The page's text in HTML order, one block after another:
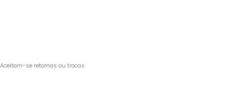
Aceitam-se retomas ou trocas